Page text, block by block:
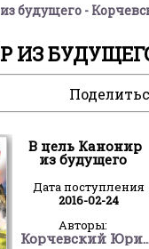
будущего -
ИЗ
В цель Канонир
из будущего
Дата поступления
2016-02-24
Авторы:
Корчевский